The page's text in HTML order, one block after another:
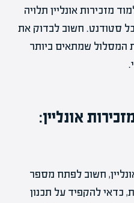
מזכירות אונליין תלויה
סטודנט. חשוב לבדוק את
המסלול שמתאים ביותר
אונליין:
חשוב לפתח מספר
כדאי להקפיד על תכנון